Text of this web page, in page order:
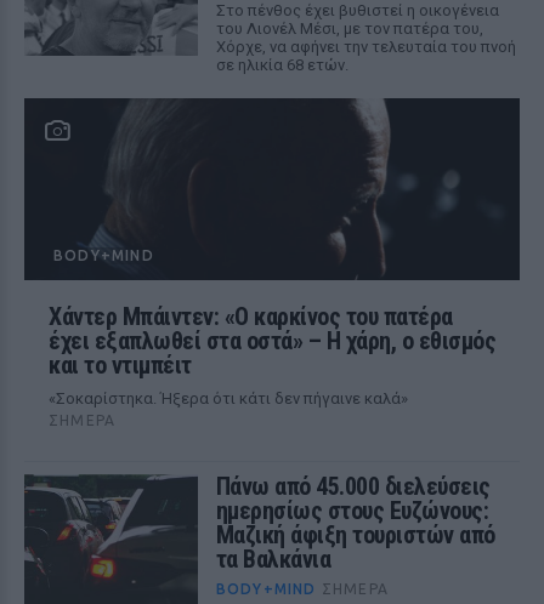
Στο πένθος έχει βυθιστεί η οικογένεια
του Λιονέλ Μέσι, με τον πατέρα του,
Χόρχε, να αφήνει την τελευταία του πνοή
σε ηλικία 68 ετών.
BODY+MIND
Χάντερ Μπάιντεν: «Ο καρκίνος του πατέρα
έχει εξαπλωθεί στα οστά» – Η χάρη, ο εθισμός
και το ντιμπέιτ
«Σοκαρίστηκα. Ήξερα ότι κάτι δεν πήγαινε καλά»
ΣΉΜΕΡΑ
Πάνω από 45.000 διελεύσεις
ημερησίως στους Ευζώνους:
Μαζική άφιξη τουριστών από
τα Βαλκάνια
BODY+MIND ΣΉΜΕΡΑ